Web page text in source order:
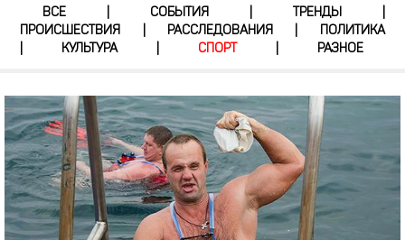
ВСЕ СОБЫТИЯ ТРЕНДЫ
ПРОИСШЕСТВИЯ
РАССЛЕДОВАНИЯ
ПОЛИТИКА
КУЛЬТУРА СПОРТ РАЗНОЕ